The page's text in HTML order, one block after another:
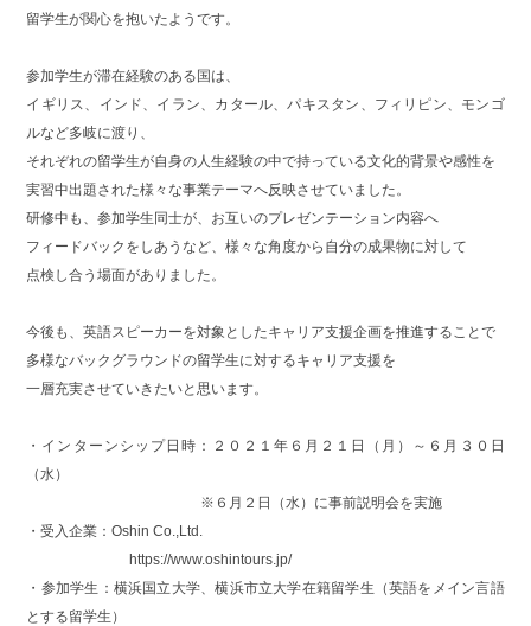
留学生が関心を抱いたようです。
参加学生が滞在経験のある国は、
イギリス、インド、イラン、カタール、パキスタン、フィリピン、モンゴ
ルなど多岐に渡り、
それぞれの留学生が自身の人生経験の中で持っている文化的背景や感性を
実習中出題された様々な事業テーマへ反映させていました。
研修中も、参加学生同士が、お互いのプレゼンテーション内容へ
フィードバックをしあうなど、様々な角度から自分の成果物に対して
点検し合う場面がありました。
今後も、英語スピーカーを対象としたキャリア支援企画を推進することで
多様なバックグラウンドの留学生に対するキャリア支援を
一層充実させていきたいと思います。
・インターンシップ日時：２０２１年６月２１日（月）～６月３０日
（水）
※６月２日（水）に事前説明会を実施
・受入企業：Oshin Co.,Ltd.
https://www.oshintours.jp/
・参加学生：横浜国立大学、横浜市立大学在籍留学生（英語をメイン言語
とする留学生）